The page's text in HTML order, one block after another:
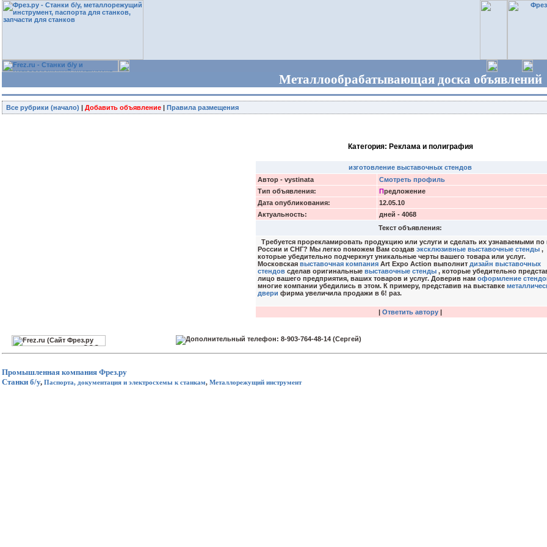
Металлообрабатывающая доска объявлений
Все рубрики (начало) | Добавить объявление | Правила размещения
Категория: Реклама и полиграфия
изготовление выставочных стендов
Автор - vystinata
Смотреть профиль
Тип объявления:
Предложение
Дата опубликования:
12.05.10
Актуальность:
дней - 4068
Текст объявления:
Требуется прорекламировать продукцию или услуги и сделать их узнаваемыми по
России и СНГ? Мы легко поможем Вам создав эксклюзивные выставочные стенды ,
которые убедительно подчеркнут уникальные черты вашего товара или услуг.
Московская выставочная компания Art Expo Action выполнит дизайн выставочных
стендов сделав оригинальные выставочные стенды , которые убедительно
лицо вашего предприятия, ваших товаров и услуг. Доверив нам оформление
многие компании убедились в этом. К примеру, представив на выставке
двери фирма увеличила продажи в 6! раз.
| Ответить автору |
Промышленная компания Фрез.ру
Станки б/у, Паспорта, документация и электросхемы к станкам, Металлорежущий инструмент